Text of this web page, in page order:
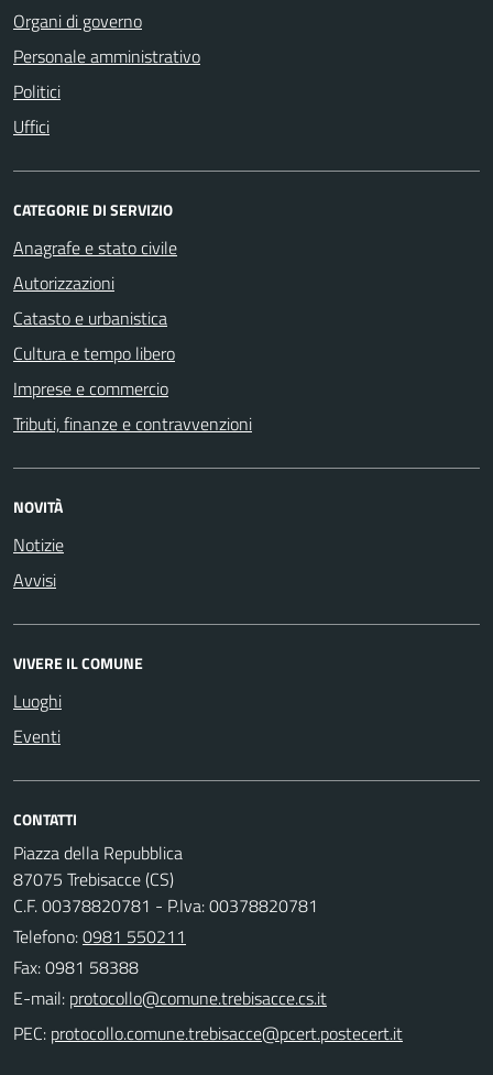
Organi di governo
Personale amministrativo
Politici
Uffici
CATEGORIE DI SERVIZIO
Anagrafe e stato civile
Autorizzazioni
Catasto e urbanistica
Cultura e tempo libero
Imprese e commercio
Tributi, finanze e contravvenzioni
NOVITÀ
Notizie
Avvisi
VIVERE IL COMUNE
Luoghi
Eventi
CONTATTI
Piazza della Repubblica
87075 Trebisacce (CS)
C.F. 00378820781 - P.Iva: 00378820781
Telefono:0981 550211
Fax: 0981 58388
E-mail:
PEC: